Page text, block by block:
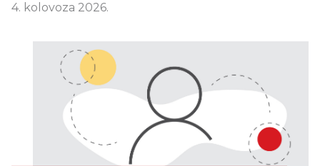
4. kolovoza 2026.